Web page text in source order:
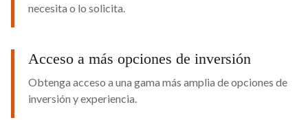
necesita o lo solicita.
Acceso a más opciones de inversión
Obtenga acceso a una gama más amplia de opciones de
inversión y experiencia.